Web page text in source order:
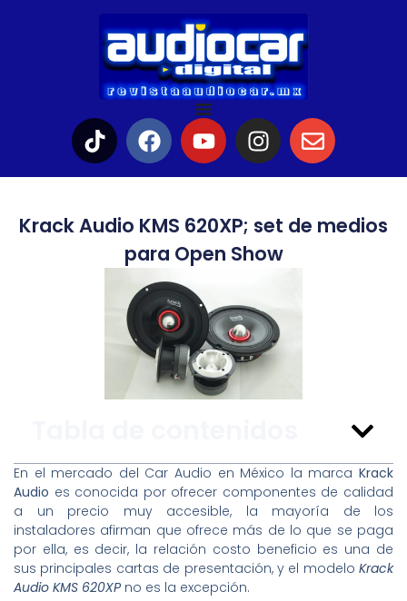
Krack Audio KMS 620XP; set de medios
para Open Show
En el mercado del Car Audio en México la marca Krack
Audio es conocida por ofrecer componentes de calidad
a un precio muy accesible, la mayoría de los
instaladores afirman que ofrece más de lo que se paga
por ella, es decir, la relación costo beneficio es una de
sus principales cartas de presentación, y el modelo Krack
Audio KMS 620XPno es la excepción.